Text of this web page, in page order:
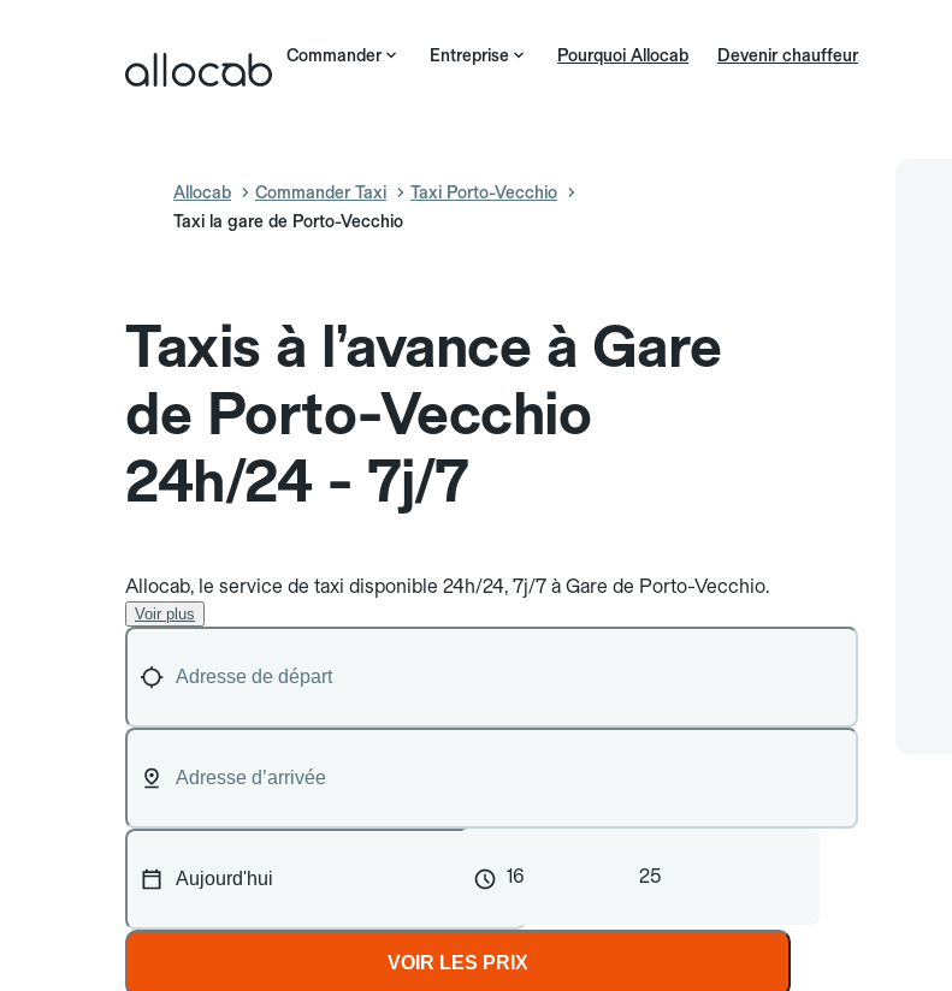
Commander Entreprise Pourquoi Allocab Devenir chauffeur
Allocab Commander Taxi
Taxi Porto-Vecchio
Taxi la gare de Porto-Vecchio
Taxis à l’avance à Gare
de Porto-Vecchio
24h/24 - 7j/7
Allocab, le service de taxi disponible 24h/24, 7j/7 à Gare de Porto-Vecchio.
Voir plus
16 25
VOIR LES PRIX